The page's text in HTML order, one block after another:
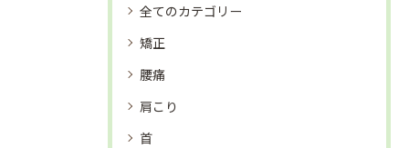
全てのカテゴリー
矯正
腰痛
肩こり
首